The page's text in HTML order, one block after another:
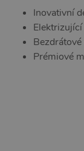
Inovativní
Prémiové